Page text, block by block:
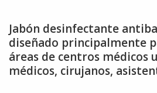
Jabón desinfectante
diseñado principalmente
áreas de centros médicos
médicos, cirujanos,